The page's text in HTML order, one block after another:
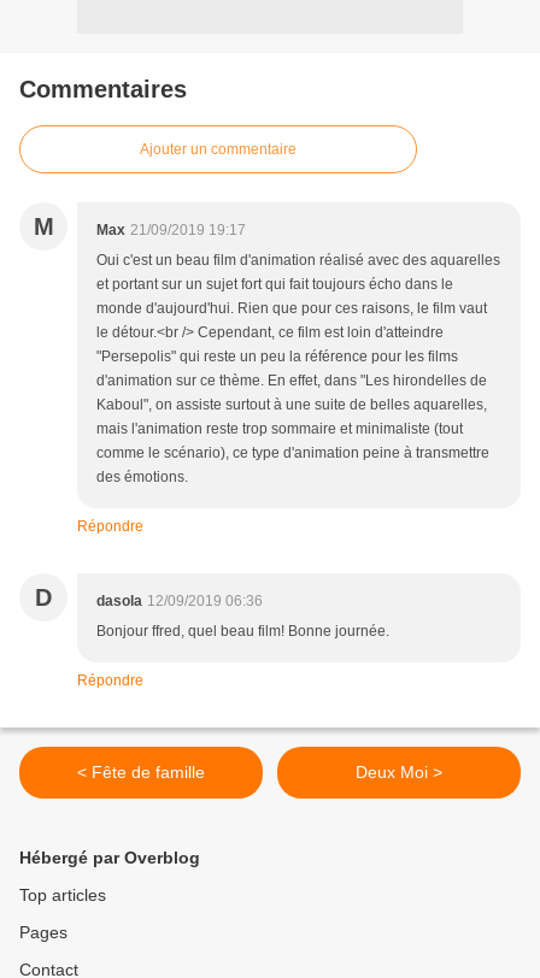
Commentaires
Ajouter un commentaire
M Max 21/09/2019 19:17
Oui c'est un beau film d'animation réalisé avec des aquarelles
et portant sur un sujet fort qui fait toujours écho dans le
monde d'aujourd'hui. Rien que pour ces raisons, le film vaut
le détour.<br /> Cependant, ce film est loin d'atteindre
"Persepolis" qui reste un peu la référence pour les films
d'animation sur ce thème. En effet, dans "Les hirondelles de
Kaboul", on assiste surtout à une suite de belles aquarelles,
mais l'animation reste trop sommaire et minimaliste (tout
comme le scénario), ce type d'animation peine à transmettre
des émotions.
Répondre
D dasola 12/09/2019 06:36
Bonjour ffred, quel beau film! Bonne journée.
Répondre
< Fête de famille Deux Moi >
Hébergé par Overblog
Top articles
Pages
Contact